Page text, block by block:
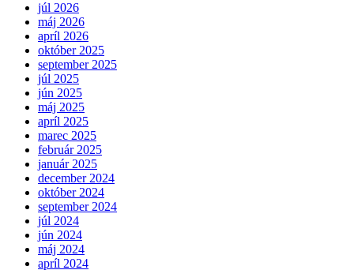
júl 2026
máj 2026
apríl 2026
október 2025
september 2025
júl 2025
jún 2025
máj 2025
apríl 2025
marec 2025
február 2025
január 2025
december 2024
október 2024
september 2024
júl 2024
jún 2024
máj 2024
apríl 2024